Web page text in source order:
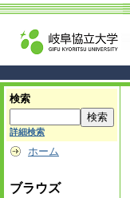
検索
詳細検索
ホーム
ブラウズ